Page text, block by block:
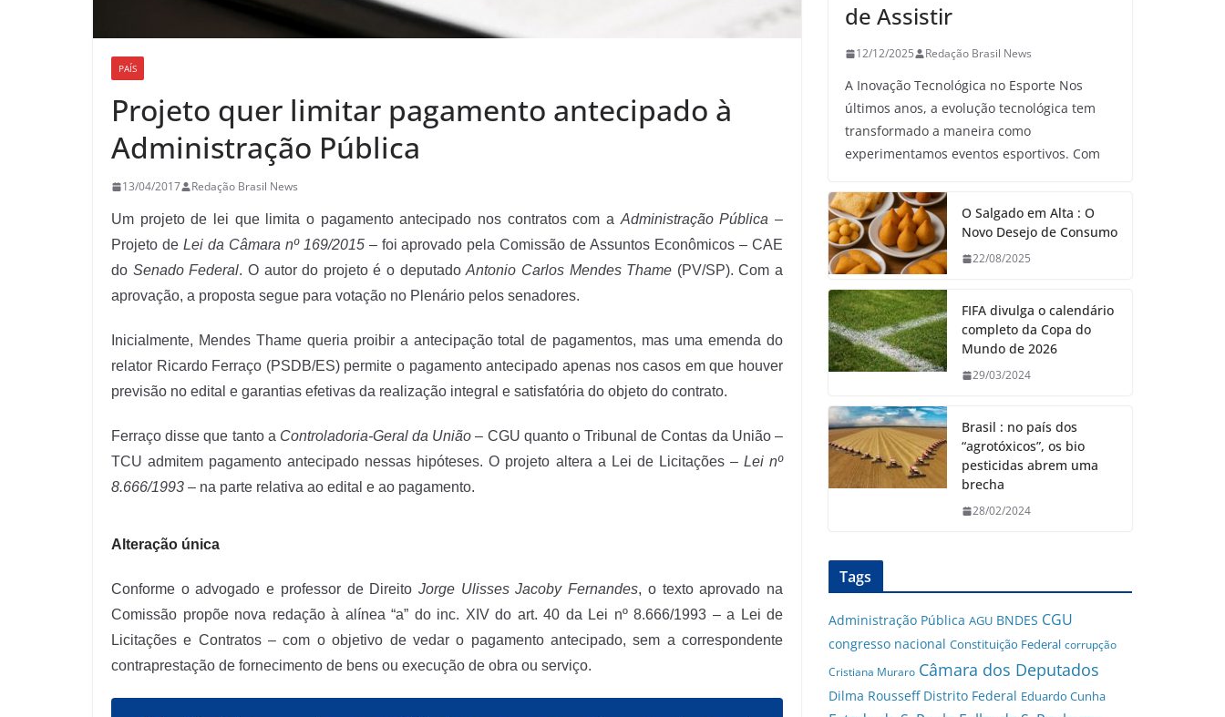
PAÍS
Projeto quer limitar pagamento antecipado à
Administração Pública
13/04/2017 Redação Brasil News
Um projeto de lei que limita o pagamento antecipado nos contratos com a Administração Pública –
Projeto de Lei da Câmara nº 169/2015– foi aprovado pela Comissão de Assuntos Econômicos – CAE
do Senado Federal. O autor do projeto é o deputadoAntonio Carlos Mendes Thame (PV/SP). Com a
aprovação, a proposta segue para votação no Plenário pelos senadores.
Inicialmente, Mendes Thame queria proibir a antecipação total de pagamentos, mas uma emenda do
relator Ricardo Ferraço (PSDB/ES) permite o pagamento antecipado apenas nos casos em que houver
previsão no edital e garantias efetivas da realização integral e satisfatória do objeto do contrato.
Ferraço disse que tanto a Controladoria-Geral da União – CGU quanto o Tribunal de Contas da União –
TCU admitem pagamento antecipado nessas hipóteses. O projeto altera a Lei de Licitações – Lei nº
8.666/1993 – na parte relativa ao edital e ao pagamento.
Alteração única
Conforme o advogado e professor de Direito Jorge Ulisses Jacoby Fernandes, o texto aprovado na
Comissão propõe nova redação à alínea “a” do inc. XIV do art. 40 da Lei nº 8.666/1993 – a Lei de
Licitações e Contratos – com o objetivo de vedar o pagamento antecipado, sem a correspondente
contraprestação de fornecimento de bens ou execução de obra ou serviço.
de Assistir
12/12/2025 Redação Brasil News
A Inovação Tecnológica no Esporte Nos
últimos anos, a evolução tecnológica tem
transformado a maneira como
experimentamos eventos esportivos. Com
O Salgado em Alta : O
Novo Desejo de Consumo
22/08/2025
FIFA divulga o calendário
completo da Copa do
Mundo de 2026
29/03/2024
Brasil : no país dos
“agrotóxicos”, os bio
pesticidas abrem uma
brecha
28/02/2024
Tags
Administração Pública AGU BNDES CGU
congresso nacional Constituição Federal corrupção
Cristiana Muraro Câmara dos Deputados
Dilma Rousseff Distrito Federal Eduardo Cunha